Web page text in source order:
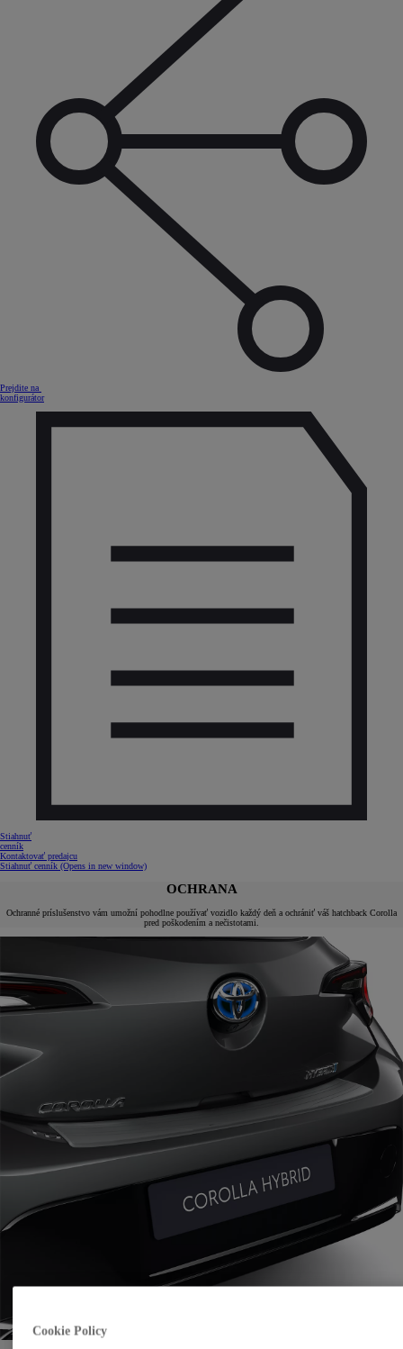
Prejdite na
konfigurátor
Stiahnuť
cenník
Kontaktovať predajcu
Stiahnuť cenník (Opens in new window)
OCHRANA
Ochranné príslušenstvo vám umožní pohodlne používať vozidlo každý deň a ochrániť váš hatchback Corolla
pred poškodením a nečistotami.
Cookie Policy